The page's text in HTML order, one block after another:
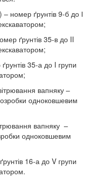
номер ґрунтів 9-б до І
ґрунтів 35-в до II
35-а до I групи
вапняку –
одноковшевим
вапняку –
одноковшевим
16-а до V групи